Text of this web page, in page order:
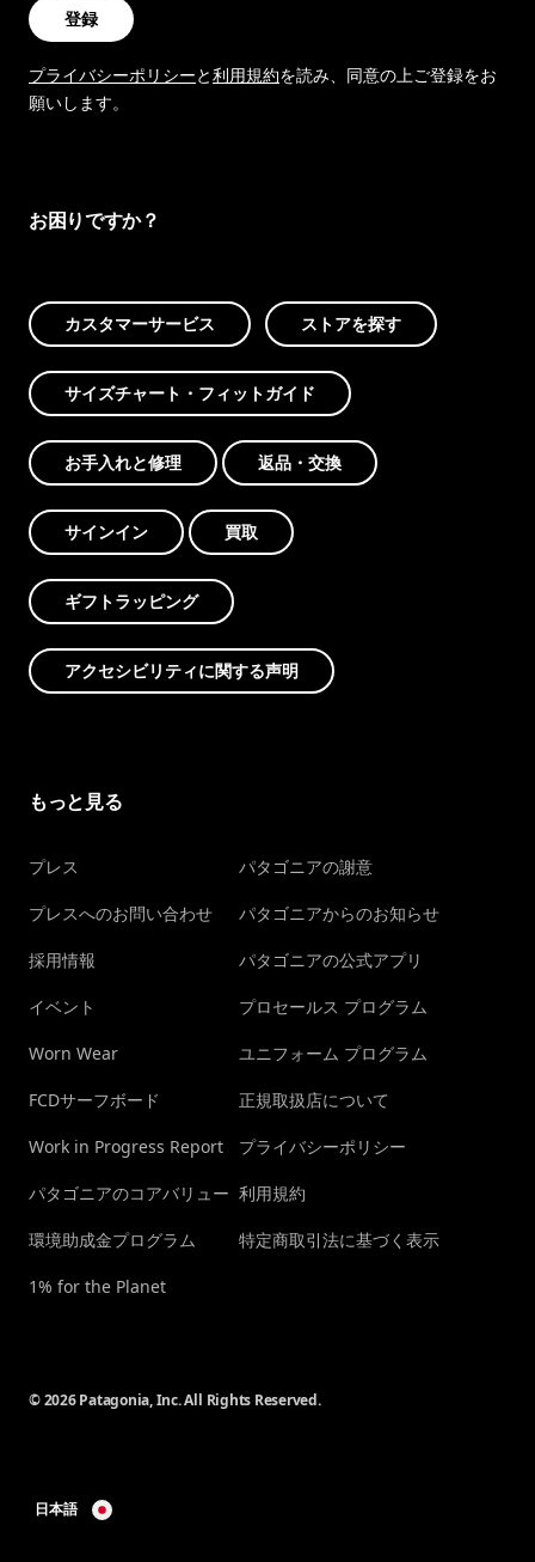
登録
プライバシーポリシーと利用規約を読み、同意の上ご登録をお
願いします。
お困りですか？
カスタマーサービス ストアを探す
サイズチャート・フィットガイド
お手入れと修理 返品・交換
サインイン 買取
ギフトラッピング
アクセシビリティに関する声明
もっと見る
プレス
プレスへのお問い合わせ
採用情報
イベント
Worn Wear
FCDサーフボード
Work in Progress Report
パタゴニアのコアバリュー
環境助成金プログラム
1% for the Planet
パタゴニアの謝意
パタゴニアからのお知らせ
パタゴニアの公式アプリ
プロセールス プログラム
ユニフォーム プログラム
正規取扱店について
プライバシーポリシー
利用規約
特定商取引法に基づく表示
© 2026 Patagonia, Inc. All Rights Reserved.
日本語